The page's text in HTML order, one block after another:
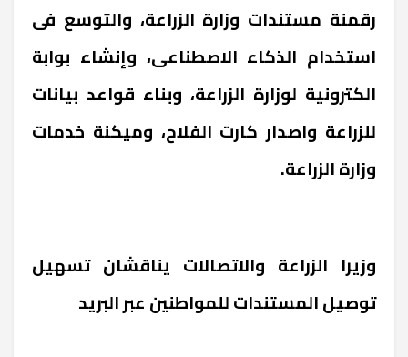
رقمنة مستندات وزارة الزراعة، والتوسع فى
استخدام الذكاء الاصطناعى، وإنشاء بوابة
الكترونية لوزارة الزراعة، وبناء قواعد بيانات
للزراعة واصدار كارت الفلاح، وميكنة خدمات
وزارة الزراعة.
وزيرا الزراعة والاتصالات يناقشان تسهيل
توصيل المستندات للمواطنين عبر البريد